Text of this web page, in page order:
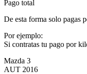
Pago total
De esta forma solo pagas
Por ejemplo:
Si contratas tu pago por
Mazda 3
AUT 2016